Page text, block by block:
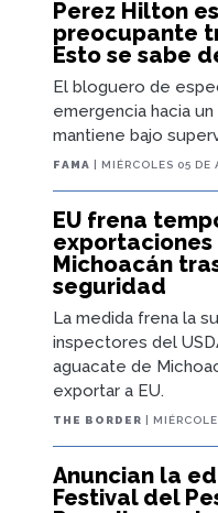
Perez Hilton
preocupante
Esto se sabe
El bloguero de
emergencia hacia
mantiene bajo
FAMA | MIÉRCOLES 05 DE
EU frena
Michoacán
seguridad
La medida frena la
inspectores del
aguacate de
exportar a EU.
THE BORDER |
Anuncian la
Festival del